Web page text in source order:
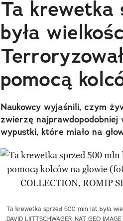
Ta
była
pomocą
Naukowcy wyjaśnili, czym
zwierzę najprawdopodobniej
wypustki, które miało na
Ta krewetka sprzed 500 mln lat była
.DAVID LIITTSCHWAGER, NAT GEO